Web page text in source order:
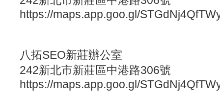
https://maps.app.goo.gl/
八拓SEO新莊辦公室
242新北市新莊區中港路306號
https://maps.app.goo.gl/